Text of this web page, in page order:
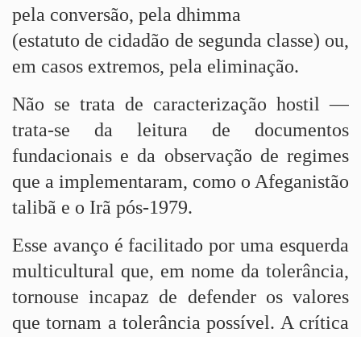
pela conversão, pela dhimma
(estatuto de cidadão de segunda classe) ou,
em casos extremos, pela eliminação.
Não se trata de caracterização hostil —
trata-se da leitura de documentos
fundacionais e da observação de regimes
que a implementaram, como o Afeganistão
talibã e o Irã pós-1979.
Esse avanço é facilitado por uma esquerda
multicultural que, em nome da tolerância,
tornouse incapaz de defender os valores
que tornam a tolerância possível. A crítica